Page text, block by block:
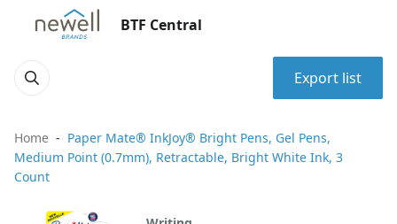
BTF Central
Export list
Home
Paper Mate® InkJoy® Bright Pens, Gel Pens,
Medium Point (0.7mm), Retractable, Bright White Ink, 3
Count